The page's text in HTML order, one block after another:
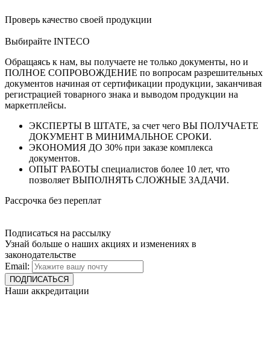
Проверь качество своей продукции
Выбирайте INTECO
Обращаясь к нам, вы получаете не только документы, но и
ПОЛНОЕ СОПРОВОЖДЕНИЕ по вопросам разрешительных
документов начиная от сертификации продукции, заканчивая
регистрацией товарного знака и выводом продукции на
маркетплейсы.
ЭКСПЕРТЫ В ШТАТЕ, за счет чего ВЫ ПОЛУЧАЕТЕ
ДОКУМЕНТ В МИНИМАЛЬНОЕ СРОКИ.
ЭКОНОМИЯ ДО 30% при заказе комплекса
документов.
ОПЫТ РАБОТЫ специалистов более 10 лет, что
позволяет ВЫПОЛНЯТЬ СЛОЖНЫЕ ЗАДАЧИ.
Рассрочка без переплат
Подписаться на рассылку
Узнай больше о наших акциях и изменениях в
законодательстве
Email:
Наши аккредитации